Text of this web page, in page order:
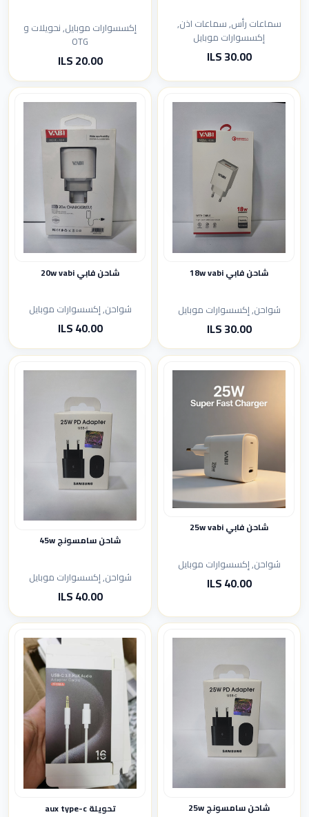
سماعات رأس, سماعات اذن,
إكسسوارات موبايل
30.00 ILS
إكسسوارات موبايل, نحويلات و
OTG
20.00 ILS
شاحن فابي 18w vabi
شواحن, إكسسوارات موبايل
30.00 ILS
شاحن فابي 20w vabi
شواحن, إكسسوارات موبايل
40.00 ILS
شاحن فابي 25w vabi
شواحن, إكسسوارات موبايل
40.00 ILS
شاحن سامسونج 45w
شواحن, إكسسوارات موبايل
40.00 ILS
شاحن سامسونج 25w تحويلة aux type-c